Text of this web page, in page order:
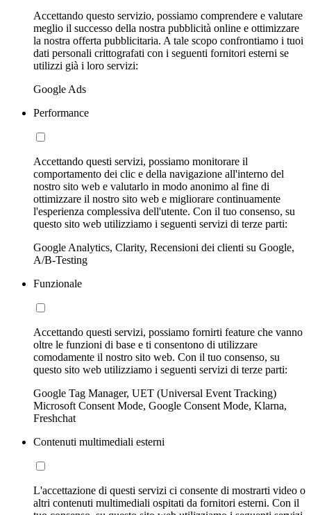
Accettando questo servizio, possiamo comprendere e valutare
meglio il successo della nostra pubblicità online e ottimizzare
la nostra offerta pubblicitaria. A tale scopo confrontiamo i tuoi
dati personali crittografati con i seguenti fornitori esterni se
utilizzi già i loro servizi:
Google Ads
Performance
Accettando questi servizi, possiamo monitorare il
comportamento dei clic e della navigazione all'interno del
nostro sito web e valutarlo in modo anonimo al fine di
ottimizzare il nostro sito web e migliorare continuamente
l'esperienza complessiva dell'utente. Con il tuo consenso, su
questo sito web utilizziamo i seguenti servizi di terze parti:
Google Analytics, Clarity, Recensioni dei clienti su Google,
A/B-Testing
Funzionale
Accettando questi servizi, possiamo fornirti feature che vanno
oltre le funzioni di base e ti consentono di utilizzare
comodamente il nostro sito web. Con il tuo consenso, su
questo sito web utilizziamo i seguenti servizi di terze parti:
Google Tag Manager, UET (Universal Event Tracking)
Microsoft Consent Mode, Google Consent Mode, Klarna,
Freshchat
Contenuti multimediali esterni
L'accettazione di questi servizi ci consente di mostrarti video o
altri contenuti multimediali ospitati da fornitori esterni. Con il